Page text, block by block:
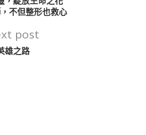
不但整形也救心
post
雄之路